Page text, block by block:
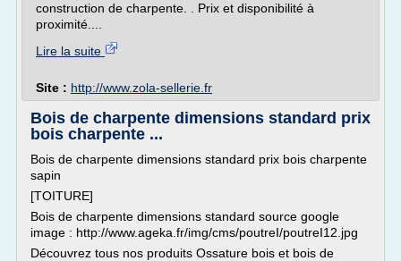
construction de charpente. . Prix et disponibilité à
proximité....
Lire la suite
Site : http://www.zola-sellerie.fr
Bois de charpente dimensions standard prix
bois charpente ...
Bois de charpente dimensions standard prix bois charpente
sapin
[TOITURE]
Bois de charpente dimensions standard source google
image : http://www.ageka.fr/img/cms/poutreI/poutreI12.jpg
Découvrez tous nos produits Ossature bois et bois de